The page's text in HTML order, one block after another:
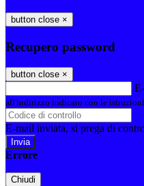
button close ×
Recupero password
button close ×
all'indirizzo indicato con le istruzioni
E-mail inviata, si prega di
Errore
Chiudi